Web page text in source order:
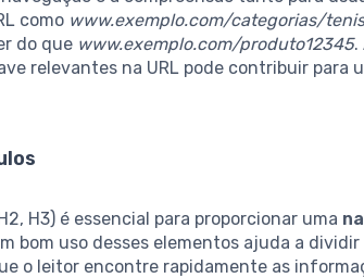
como www.exemplo.com/categorias/
do que www.exemplo.com/produto12345.
relevantes na URL pode contribuir para
H3) é essencial para proporcionar uma
bom uso desses elementos ajuda a
o leitor encontre rapidamente as